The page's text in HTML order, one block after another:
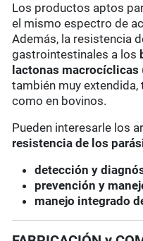
Los productos aptos
el mismo espectro de
Además, la resistencia
gastrointestinales a los
lactonas macrocíclicas
también muy
como en bovinos.
Pueden interesarle los
resistencia de los
detección y
prevención y
manejo integrado